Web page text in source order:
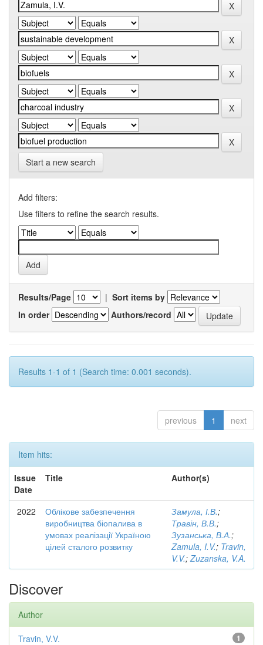
Start a new search
Add filters:
Use filters to refine the search results.
Results/Page | Sort items by
In order
Authors/record
Results 1-1 of 1 (Search time: 0.001 seconds).
previous 1 next
Item hits:
Issue
Date
Title Author(s)
2022
Облікове забезпечення
виробництва біопалива в
умовах реалізації Україною
цілей сталого розвитку
Замула, І.В.;
Травін, В.В.;
Зузанська, В.А.;
Zamula, I.V.; Travin,
V.V.;Zuzanska, V.A.
Discover
Author
1
Travin, V.V.